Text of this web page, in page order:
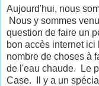
Aujourd'hui, nous
Nous y sommes
question de faire un
bon accès internet
nombre de choses à
de l'eau chaude. Le
Case. Il y a un